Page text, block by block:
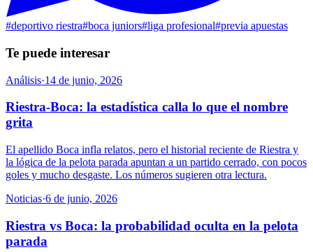
#deportivo riestra#boca juniors#liga profesional#previa apuestas
Te puede interesar
Análisis·14 de junio, 2026
Riestra-Boca: la estadística calla lo que el nombre
grita
El apellido Boca infla relatos, pero el historial reciente de Riestra y
la lógica de la pelota parada apuntan a un partido cerrado, con pocos
goles y mucho desgaste. Los números sugieren otra lectura.
Noticias·6 de junio, 2026
Riestra vs Boca: la probabilidad oculta en la pelota
parada